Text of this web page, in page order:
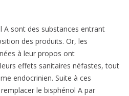
A sont des substances entrant
des produits. Or, les
à leur propos ont
effets sanitaires néfastes, tout
endocrinien. Suite à ces
le bisphénol A par